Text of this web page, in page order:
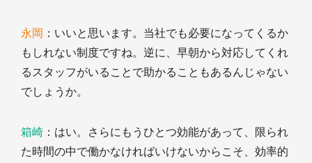
永岡 ：いいと思います。当社でも必要になってくるか
もしれない制度ですね。逆に、早朝から対応してくれ
るスタッフがいることで助かることもあるんじゃない
でしょうか。
箱崎 ：はい。さらにもうひとつ効能があって、限られ
た時間の中で働かなければいけないからこそ、効率的